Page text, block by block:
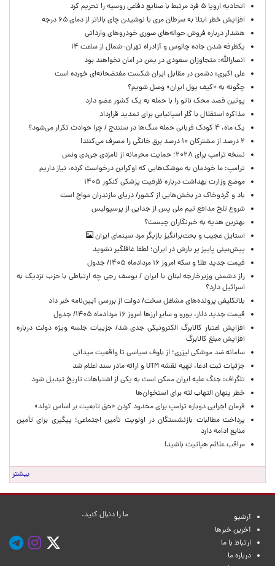
اتحادیه اروپا ۵ فرد مرتبط با صنایع دفاعی روسیه را تحریم کرد
افزایش خطر ابتلا به سرطان مری با نوشیدن چای بالاتر از دمای ۶۵ درجه
هشدار درباره فروش حواله‌های صوری خودروهای وارداتی
یکطرفه شدن جاده چالوس و آزادراه تهران–شمال از ساعت ۱۴
انصارالله: متجاوزان سعودی در یمن در امان نخواهند بود
علی اکبری: دشمن در مقابل ایران شکست مفتضحانه‌ای خورده است
چگونه به «کیف پول ایران» وصل شویم؟
پوتین قصد محک ناتو را با حمله به یک کشور عضو دارد
مذاکره استقلال با گلر اسپانیایی برای تمدید قرارداد
یک ماه، ۴ کودک قربانی حمله سگ‌ها در سنندج / چرا حوادث تکرار می‌شود؟
۲ درصد از مشترکان ۱۰ درصد برق خانگی را مصرف می‌کنند!
نسخه ترامپ برای ۲۰۲۸؛ حمایت محرمانه از نامزدی جی‌دی ونس
ترامپ: ما خودمان به موشک‌هایی که اوکراین درخواست کرده، نیاز داریم
موضع وزارت بهداشت درباره ظرفیت پزشکی کنکور ۱۴۰۵
باد و گردوخاک در بخش‌هایی از کشور/ دریای مازندران مواج است
شروع تلخ مدافع تیم ملی پس از جدایی از پرسپولیس
بهترین هدیه به خبرنگاران چیست؟
استایل عجیب و بحث‌برانگیز بازیگر مرد سینمای ایران
پیش‌بینی پاییز پر بارش در ایران؛ لطفا غافلگیر نشوید
قیمت جدید طلا و سکه امروز ۱۶ مردادماه ۱۴۰۵/ جدول
راز دشمنی وزیرخارجه لبنان با ایران / یوسف رجی چه ارتباطی با حزب نزدیک به
اسرائیل دارد؟
بلاتکلیفی پرونده‌های مشاغل سخت/ دولت از بررسی آیین‌نامه خبر داد
قیمت جدید دلار، یورو و سایر ارزها امروز ۱۶ مردادماه ۱۴۰۵/ جدول
افزایش اعتبار کالابرگ الکترونیکی جدی شد/ جزییات جلسه ویژه دولت درباره
افزایش مبلغ کالابرگ
سامانه ضد موشکی لیزری؛ از بلوف سیاسی تا واقعیت میدانی
جزئیات ثبت ادعا، تهیه نقشه UTM و ارائه مادر سند اعلام شد
تلگراف: جنگ علیه ایران ممکن است به یکی از اشتباهات تاریخ تبدیل شود
خطر پنهان التهاب لثه برای استخوان‌ها
فرمان اجرایی دوباره ترامپ برای محدود کردن «حق تابعیت بر اساس تولد»
پرداخت مطالبات بازنشستگان در اولویت تأمین اجتماعی؛ پیگیری برای تأمین
منابع ادامه دارد
مراقب علائم هپاتیت باشید!
بیشتر
آرشیو
آخرین خبرها
ارتباط با ما
درباره ما
ما را دنبال کنید.